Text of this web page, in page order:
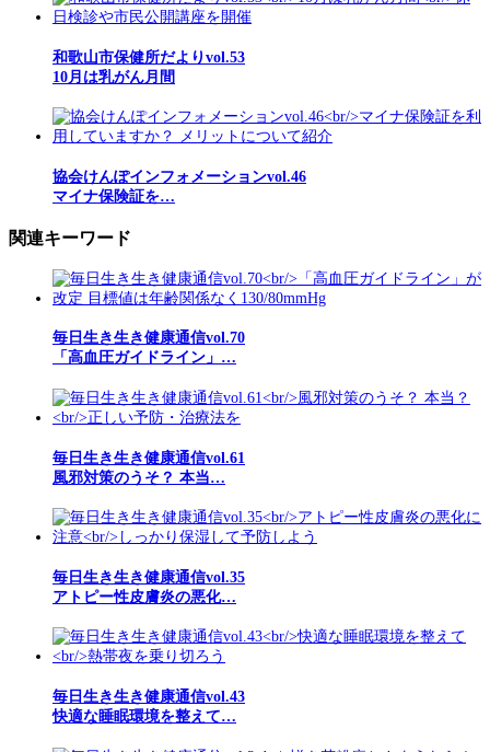
和歌山市保健所だよりvol.53
10月は乳がん月間
協会けんぽインフォメーションvol.46
マイナ保険証を…
関連キーワード
毎日生き生き健康通信vol.70
「高血圧ガイドライン」…
毎日生き生き健康通信vol.61
風邪対策のうそ？ 本当…
毎日生き生き健康通信vol.35
アトピー性皮膚炎の悪化…
毎日生き生き健康通信vol.43
快適な睡眠環境を整えて…